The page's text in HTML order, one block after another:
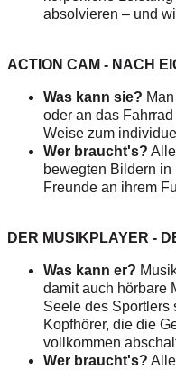
absolvieren – und
ACTION CAM - NACH
Was kann sie?
oder an das
Weise zum
Wer braucht's?
bewegten Bildern
Freunde an ihrem
DER MUSIKPLAYER -
Was kann er?
damit auch hörbare
Seele des Sportlers
Kopfhörer, die die
vollkommen
Wer braucht's?